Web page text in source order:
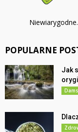
POPULARNE
Jak